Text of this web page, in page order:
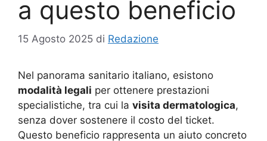
a questo beneficio
15 Agosto 2025 di Redazione
Nel panorama sanitario italiano, esistono
modalità legali per ottenere prestazioni
specialistiche, tra cui la visita dermatologica,
senza dover sostenere il costo del ticket.
Questo beneficio rappresenta un aiuto concreto